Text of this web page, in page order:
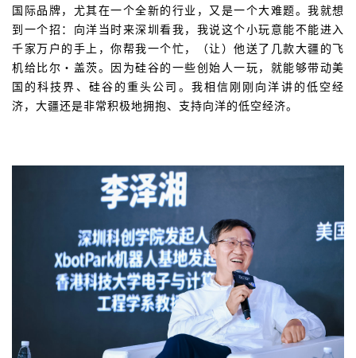
国际品牌，尤其在一个全新的行业，又是一个大难题。我就想
到一个招：向洋当时来深圳看我，我说这个小玩意能不能进入
千家万户的手上，你帮我一个忙，（让）他送了几款大疆的飞
机给比尔·盖茨。因为硅谷的一些创始人一玩，就能够带动美
国的科技界、硅谷的重头公司。我相信刚刚向洋讲的低空经
济，大疆还是非常积极地拥抱、支持向洋的低空经济。